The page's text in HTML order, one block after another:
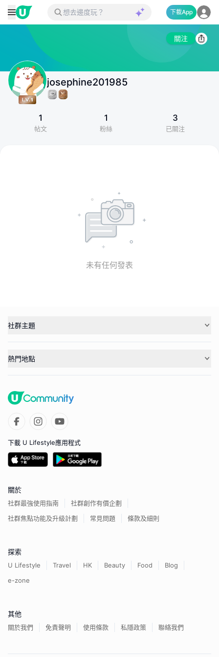
下載App
關注
josephine201985
1
帖文
1
粉絲
3
已關注
未有任何發表
社群主題
熱門地點
下載 U Lifestyle應用程式
關於
社群最強使用指南
社群創作有價企劃
社群焦點功能及升級計劃
常見問題 條款及細則
探索
U Lifestyle Travel HK Beauty Food
Blog
e-zone
其他
關於我們 免責聲明 使用條款 私隱政策 聯絡我們